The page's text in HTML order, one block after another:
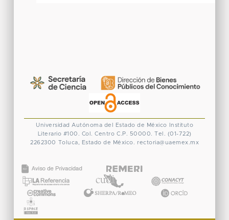
Universidad Autónoma del Estado de México
Instituto
Literario #100. Col. Centro C.P. 50000. Tel. (01-722)
2262300 Toluca, Estado de México. rectoria@uaemex.mx